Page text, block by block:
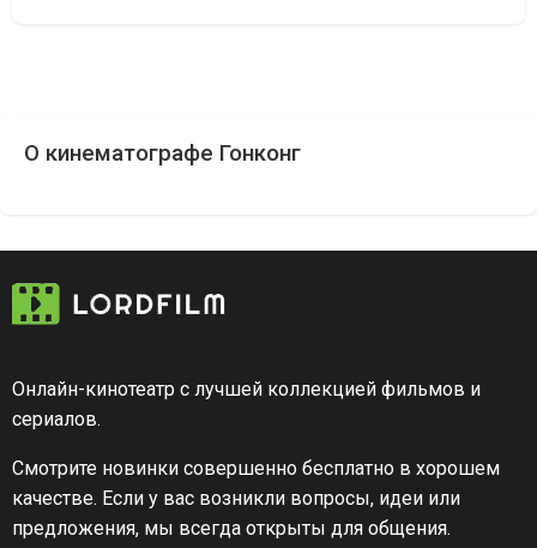
О кинематографе Гонконг
Онлайн-кинотеатр с лучшей коллекцией фильмов и
сериалов.
Смотрите новинки совершенно бесплатно в хорошем
качестве. Если у вас возникли вопросы, идеи или
предложения, мы всегда открыты для общения.